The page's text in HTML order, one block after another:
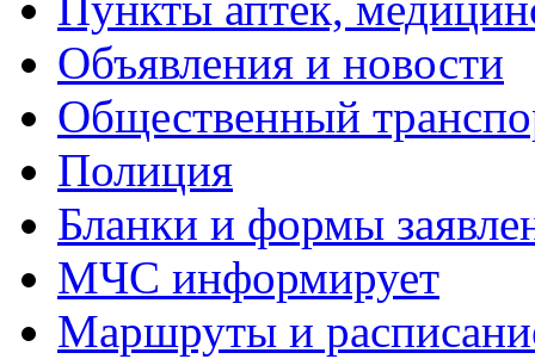
Объявления и новости
Общественный
Полиция
Бланки и формы
МЧС информирует
Маршруты и